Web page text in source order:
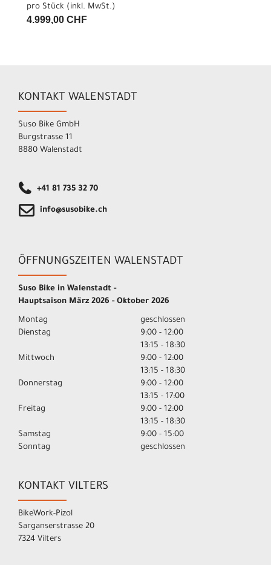
pro Stück (inkl. MwSt.)
4.999,00 CHF
KONTAKT WALENSTADT
Suso Bike GmbH
Burgstrasse 11
8880 Walenstadt
+41 81 735 32 70
info@susobike.ch
ÖFFNUNGSZEITEN WALENSTADT
Suso Bike in Walenstadt -
Hauptsaison März 2026 - Oktober 2026
Montag
geschlossen
Dienstag
9:00 - 12:00
13:15 - 18:30
Mittwoch
9:00 - 12:00
13:15 - 18:30
Donnerstag
9:00 - 12:00
13:15 - 17:00
Freitag
9:00 - 12:00
13:15 - 18:30
Samstag
9:00 - 15:00
Sonntag
geschlossen
KONTAKT VILTERS
BikeWork-Pizol
Sarganserstrasse 20
7324 Vilters